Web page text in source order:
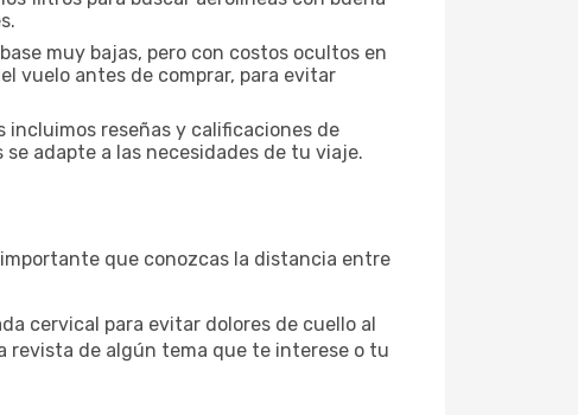
muy bajas, pero con costos ocultos en
vuelo antes de comprar, para evitar
incluimos reseñas y calificaciones de
adapte a las necesidades de tu viaje.
que conozcas la distancia entre
cervical para evitar dolores de cuello al
revista de algún tema que te interese o tu